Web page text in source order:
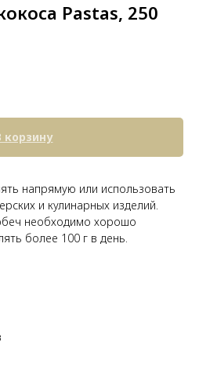
Pastas, 250
корзину
напрямую или использовать
и кулинарных изделий.
необходимо хорошо
более 100 г в день.